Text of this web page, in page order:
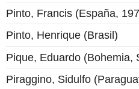
Pinto, Francis (España,
Pinto, Henrique (Brasil)
Pique, Eduardo (Bohemia,
Piraggino, Sidulfo